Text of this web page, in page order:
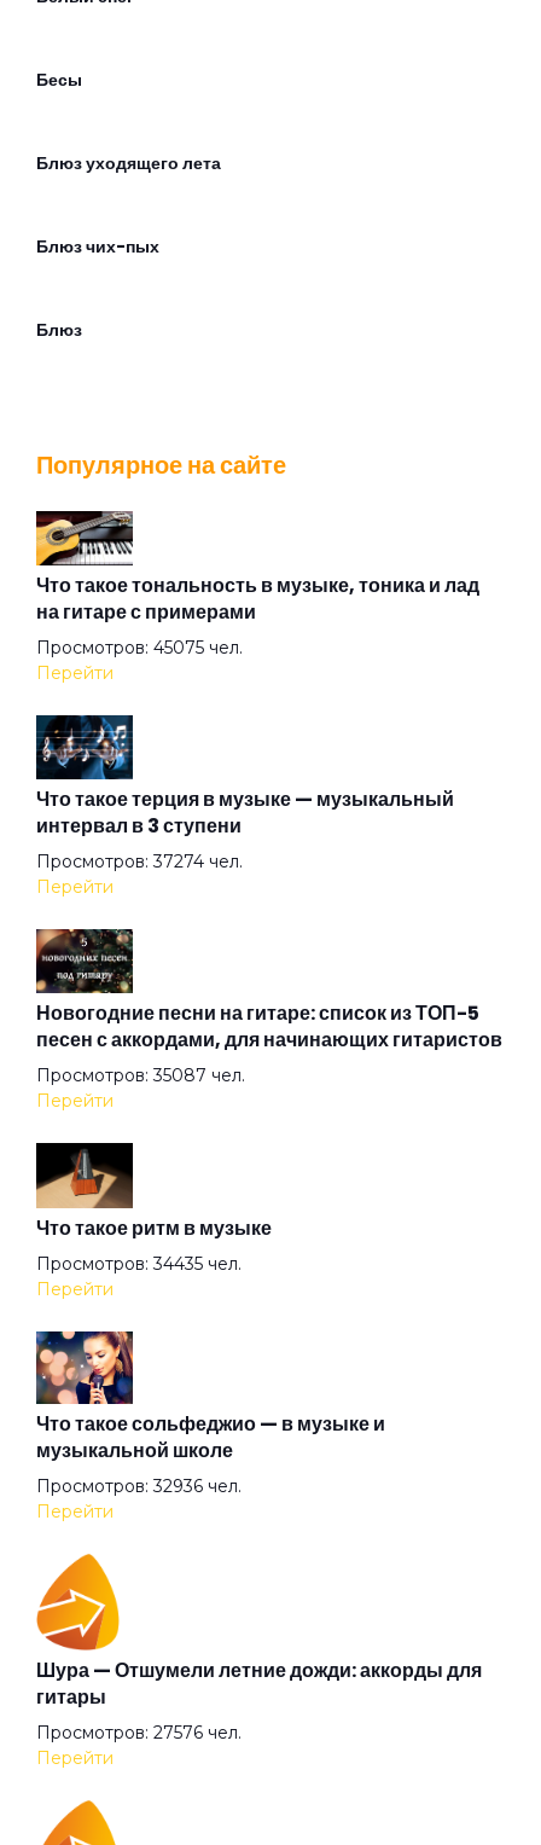
Бесы
Блюз уходящего лета
Блюз чих-пых
Блюз
В аду
В подвенечном
Василиск
Вернемся в Питер
Волк
Волчье лето
Вольная птица
Время
Встретились на счастье
Выживший
Гагарин
Гарь
Где ты?
Голова-фонарь
Популярное на сайте
Что такое тональность в музыке, тоника и лад
на гитаре с примерами
Просмотров: 45075 чел.
Перейти
Что такое терция в музыке — музыкальный
интервал в 3 ступени
Просмотров: 37274 чел.
Перейти
Новогодние песни на гитаре: список из ТОП-5
песен с аккордами, для начинающих гитаристов
Просмотров: 35087 чел.
Перейти
Что такое ритм в музыке
Просмотров: 34435 чел.
Перейти
Что такое сольфеджио — в музыке и
музыкальной школе
Просмотров: 32936 чел.
Перейти
Шура — Отшумели летние дожди: аккорды для
гитары
Просмотров: 27576 чел.
Перейти